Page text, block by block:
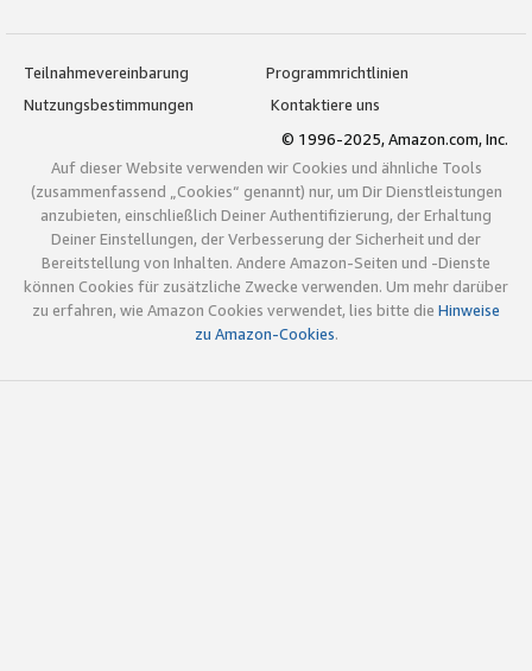
Teilnahmevereinbarung
Programmrichtlinien
Nutzungsbestimmungen
Kontaktiere uns
© 1996-2025, Amazon.com, Inc.
Auf dieser Website verwenden wir Cookies und ähnliche Tools
(zusammenfassend „Cookies“ genannt) nur, um Dir Dienstleistungen
anzubieten, einschließlich Deiner Authentifizierung, der Erhaltung
Deiner Einstellungen, der Verbesserung der Sicherheit und der
Bereitstellung von Inhalten. Andere Amazon-Seiten und -Dienste
können Cookies für zusätzliche Zwecke verwenden. Um mehr darüber
zu erfahren, wie Amazon Cookies verwendet, lies bitte die Hinweise
zu Amazon-Cookies.